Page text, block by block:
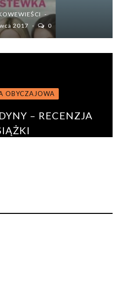
2017
0
OBYCZAJOWA
– RECENZJA